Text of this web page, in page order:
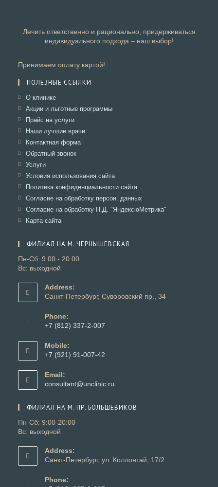
Лечить ответственно и рационально, придерживаться
индивидуального подхода – наш выбор!
Принимаем оплату картой!
ПОЛЕЗНЫЕ ССЫЛКИ
О клиникеОткроется
в
вкладке
Акции и льготные программыОткроется
Прайс на услугиОткроется
в
вкладке
Наши лучшие врачиОткроется
Контактная формаОткроется
Обратный звонокОткроется
вкладке
УслугиОткроется
в
вкладке
Условия использования сайтаОткроется
в
вкладке
Политика конфиденциальности сайтаОткроется
в
вкладке
Согласие на обработку персон. данных
в
Согласие на обработку П.Д. "ЯндексюМетрика"
Карта сайтаОткроется
вкладке
ФИЛИАЛ НА М. ЧЕРНЫШЕВСКАЯ
Пн-Сб: 9:00 - 20:00
Вс: выходной
Address:
Санкт-Петербург, Суворовский пр., 34
Phone:
+7 (812) 337-2-007
в
вашем
Mobile:
+7 (921) 91-007-42
в
вашем
Email:
consultant@unclinic.ru
приложении
ФИЛИАЛ НА М. ПР. БОЛЬШЕВИКОВ
Пн-Сб: 9:00-20:00
Вс: выходной
Address:
Санкт-Петербург, ул. Коллонтай, 17/2
Phone: